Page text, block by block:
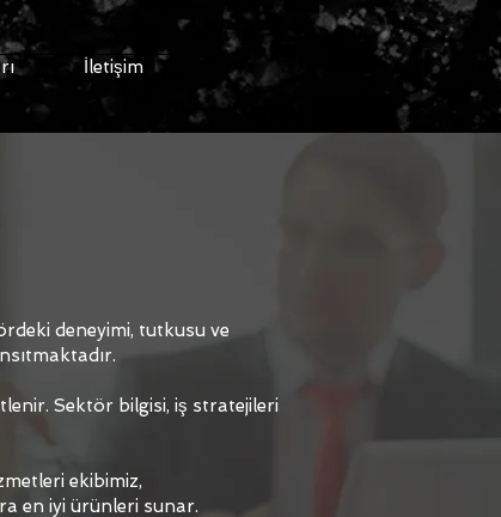
İletişim
deneyimi, tutkusu ve
Sektör bilgisi, iş stratejileri
ekibimiz,
en iyi ürünleri sunar.